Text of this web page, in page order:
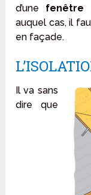
d’une fenêtre
auquel cas, il
en façade.
Il va sans
dire que